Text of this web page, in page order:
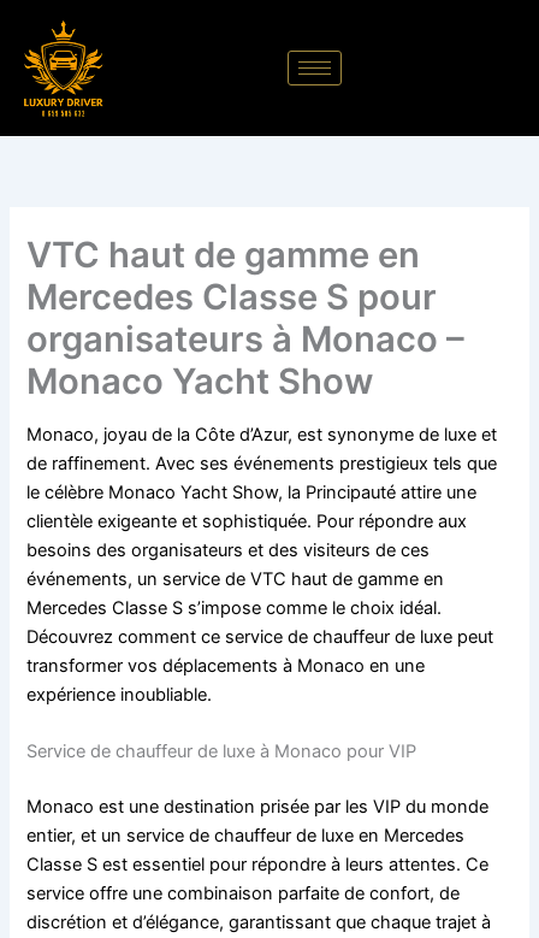
contenu
VTC haut de gamme en
Mercedes Classe S pour
organisateurs à Monaco –
Monaco Yacht Show
Monaco, joyau de la Côte d’Azur, est synonyme de luxe et
de raffinement. Avec ses événements prestigieux tels que
le célèbre Monaco Yacht Show, la Principauté attire une
clientèle exigeante et sophistiquée. Pour répondre aux
besoins des organisateurs et des visiteurs de ces
événements, un service de VTC haut de gamme en
Mercedes Classe S s’impose comme le choix idéal.
Découvrez comment ce service de chauffeur de luxe peut
transformer vos déplacements à Monaco en une
expérience inoubliable.
Service de chauffeur de luxe à Monaco pour VIP
Monaco est une destination prisée par les VIP du monde
entier, et un service de chauffeur de luxe en Mercedes
Classe S est essentiel pour répondre à leurs attentes. Ce
service offre une combinaison parfaite de confort, de
discrétion et d’élégance, garantissant que chaque trajet à